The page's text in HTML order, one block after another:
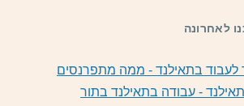
לאחרונה
בתאילנד - ממה מתפרנסים
- עבודה בתאילנד בתור